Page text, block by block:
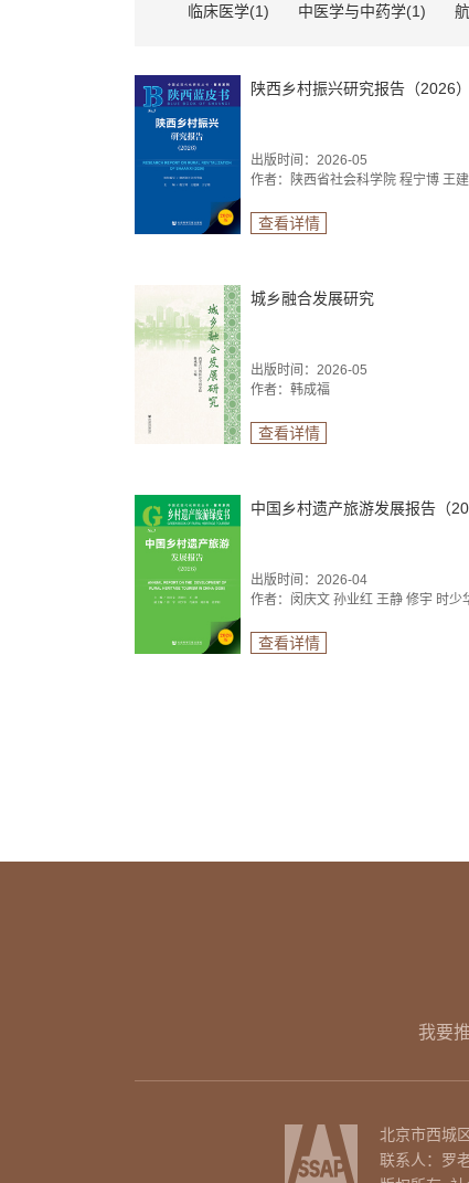
临床医学(1)
中医学与中药学(1)
陕西乡村振兴研究报告（2026）
出版时间：2026-05
查看详情
城乡融合发展研究
出版时间：2026-05
作者：韩成福
查看详情
中国乡村遗产旅游发展报告（
出版时间：2026-04
查看详情
我要
北京市西城
联系人：罗